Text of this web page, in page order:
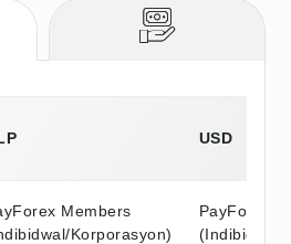
USD
Members
Korporasyon)
PayForex
(Indibidwal/